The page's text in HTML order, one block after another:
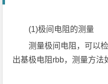
(1)极间电阻的测量
测量极间电阻，可以
出基极电阻rbb，测量方法